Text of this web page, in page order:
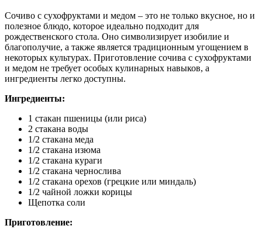
Сочиво с сухофруктами и медом – это не только вкусное, но и
полезное блюдо, которое идеально подходит для
рождественского стола. Оно символизирует изобилие и
благополучие, а также является традиционным угощением в
некоторых культурах. Приготовление сочива с сухофруктами
и медом не требует особых кулинарных навыков, а
ингредиенты легко доступны.
Ингредиенты:
1 стакан пшеницы (или риса)
2 стакана воды
1/2 стакана меда
1/2 стакана изюма
1/2 стакана кураги
1/2 стакана чернослива
1/2 стакана орехов (грецкие или миндаль)
1/2 чайной ложки корицы
Щепотка соли
Приготовление: